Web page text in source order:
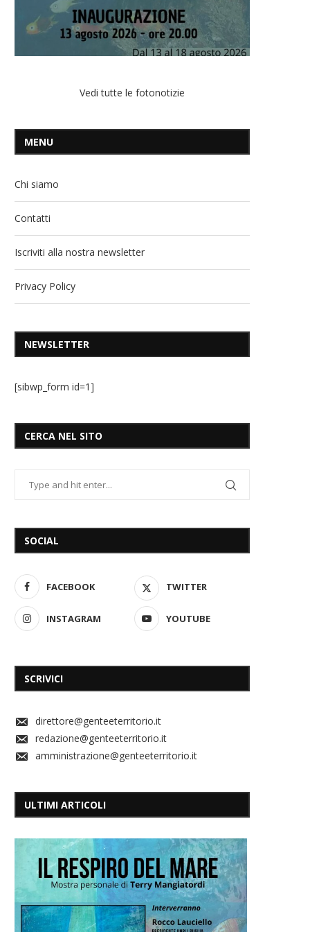
Vedi tutte le fotonotizie
MENU
Chi siamo
Contatti
Iscriviti alla nostra newsletter
Privacy Policy
NEWSLETTER
[sibwp_form id=1]
CERCA NEL SITO
SOCIAL
FACEBOOK TWITTER
INSTAGRAM YOUTUBE
SCRIVICI
direttore@genteeterritorio.it
redazione@genteeterritorio.it
amministrazione@genteeterritorio.it
ULTIMI ARTICOLI